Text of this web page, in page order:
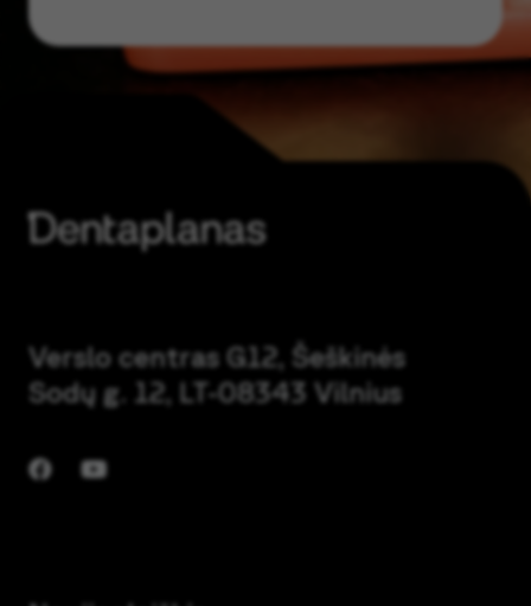
Verslo centras G12, Šeškinės
Sodų g. 12, LT-08343 Vilnius